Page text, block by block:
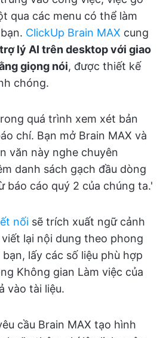
qua các menu có thể làm
ClickUp Brain MAX cung
trợ lý AI trên desktop với giao
giọng nói, được thiết kế
chóng.
quá trình xem xét bản
chí. Bạn mở Brain MAX và
văn này nghe chuyên
danh sách gạch đầu dòng
báo cáo quý 2 của chúng ta.'
nối sẽ trích xuất ngữ cảnh
lại nội dung theo phong
lấy các số liệu phù hợp
Không gian Làm việc của
vào tài liệu.
cầu Brain MAX tạo hình